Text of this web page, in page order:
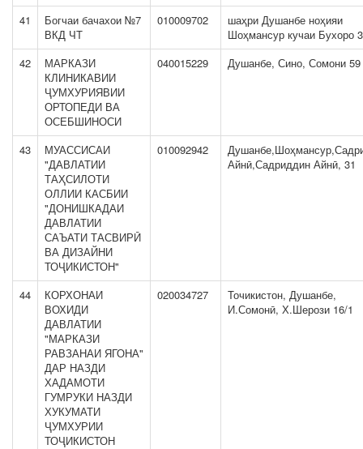
41
Богчаи бачахои №7
ВКД ЧТ
010009702
шаҳри Душанбе ноҳияи
Шоҳмансур кучаи Бухоро
42
МАРКАЗИ
КЛИНИКАВИИ
ҶУМХУРИЯВИИ
ОРТОПЕДИ ВА
ОСЕБШИНОСИ
040015229 Душанбе, Сино, Сомони 59
43
МУАССИСАИ
"ДАВЛАТИИ
ТАҲСИЛОТИ
ОЛЛИИ КАСБИИ
"ДОНИШКАДАИ
ДАВЛАТИИ
САЪАТИ ТАСВИРӢ
ВА ДИЗАЙНИ
ТОҶИКИСТОН"
010092942
Айнӣ,Садриддин Айнӣ, 31
44
КОРХОНАИ
ВОХИДИ
ДАВЛАТИИ
"МАРКАЗИ
РАВЗАНАИ ЯГОНА"
ДАР НАЗДИ
ХАДАМОТИ
ГУМРУКИ НАЗДИ
ХУКУМАТИ
ҶУМХУРИИ
ТОҶИКИСТОН
020034727
Точикистон, Душанбе,
И.Сомонӣ, Х.Шерози 16/1